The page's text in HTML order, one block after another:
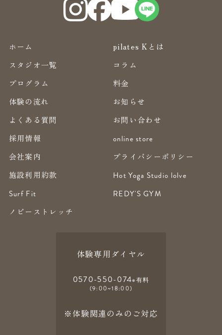
ホーム
pilates Kとは
スタジオ一覧
コラム
プログラム
料金
体験の流れ
お知らせ
よくある質問
お問い合わせ
採用情報
online store
会社案内
プライバシーポリシー
施設利用約款
Hot Yoga Studio lolve
Surf Fit
REDY'S GYM
ノビーストレッチ
体験専用ダイヤル
0570-550-074※有料
(9:00~18:00)
※体験関連のみのご対応